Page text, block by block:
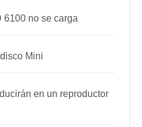
6100 no se carga
Mini
en un reproductor